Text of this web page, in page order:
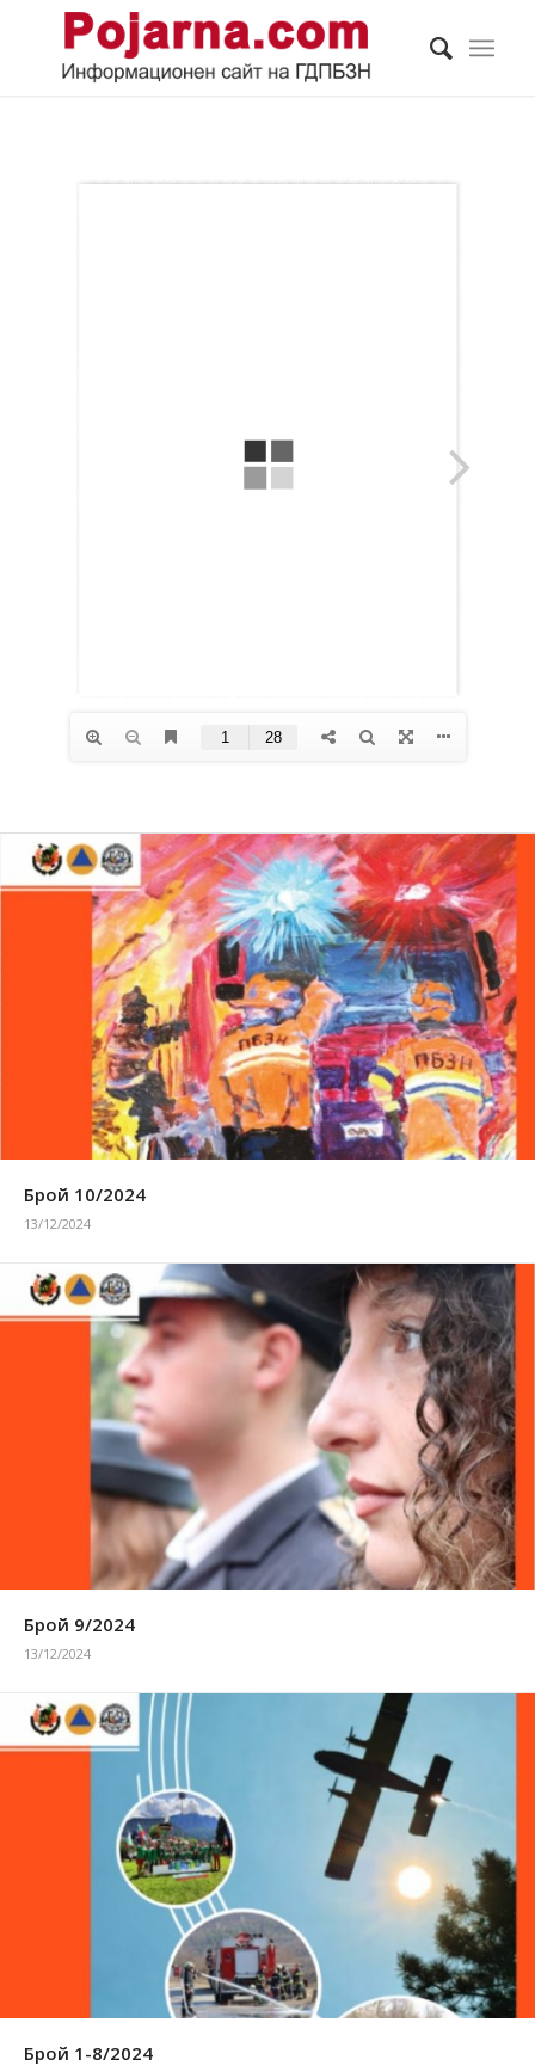
Брой 10/2024
13/12/2024
Брой 9/2024
13/12/2024
Брой 1-8/2024